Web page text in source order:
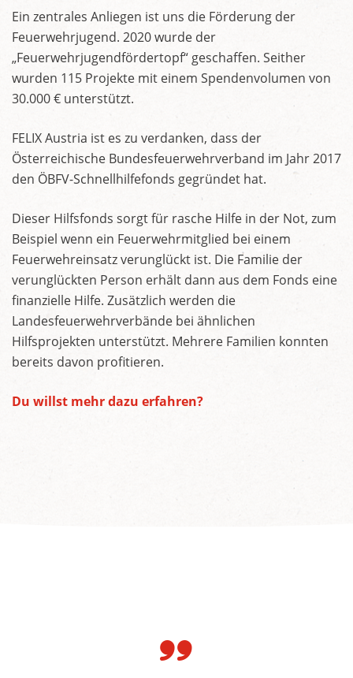
Ein zentrales Anliegen ist uns die Förderung der
Feuerwehrjugend. 2020 wurde der
„Feuerwehrjugendfördertopf“ geschaffen. Seither
wurden 115 Projekte mit einem Spendenvolumen von
30.000 € unterstützt.
FELIX Austria ist es zu verdanken, dass der
Österreichische Bundesfeuerwehrverband im Jahr 2017
den ÖBFV-Schnellhilfefonds gegründet hat.
Dieser Hilfsfonds sorgt für rasche Hilfe in der Not, zum
Beispiel wenn ein Feuerwehrmitglied bei einem
Feuerwehreinsatz verunglückt ist. Die Familie der
verunglückten Person erhält dann aus dem Fonds eine
finanzielle Hilfe. Zusätzlich werden die
Landesfeuerwehrverbände bei ähnlichen
Hilfsprojekten unterstützt. Mehrere Familien konnten
bereits davon profitieren.
Du willst mehr dazu erfahren?